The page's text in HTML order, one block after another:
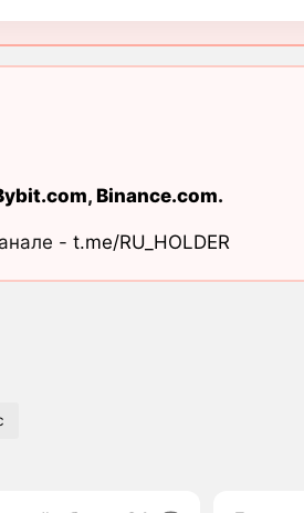
, Binance.com.
- t.me/RU_HOLDER